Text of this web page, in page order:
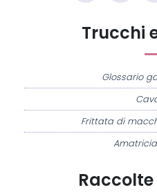
Trucchi
Glossario
Frittata di